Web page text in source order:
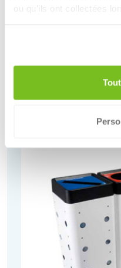
ou qu'ils ont collectées
Autres
Plus de